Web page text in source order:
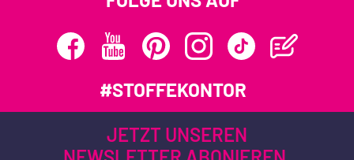
#STOFFEKONTOR
JETZT UNSEREN